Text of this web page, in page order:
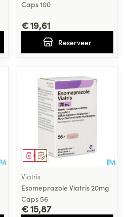
Caps 100
€ 19,61
Reserveer
Op voorschrift
Geneesmiddel
Viatris
Esomeprazole Viatris 20mg
Caps 56
€ 15,87